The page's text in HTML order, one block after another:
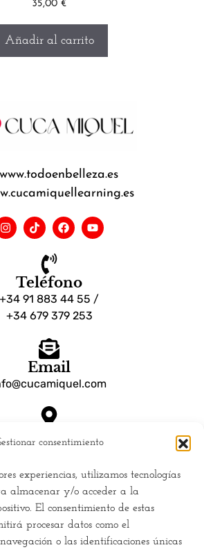
consentimiento
experiencias, utilizamos tecnologías
almacenar y/o acceder a la
El consentimiento de estas
procesar datos como el
o las identificaciones únicas
35,00 €
Añadir al carrito
www.todoenbelleza.es
Teléfono
+34 91 883 44 55 /
+34 679 379 253
Email
estamos
25 28010 Madrid España
Empresa
de Cookies (UE)
Política de privacidad
y Condiciones